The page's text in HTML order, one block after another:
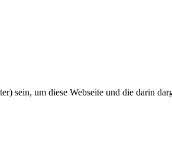
um diese Webseite und die darin